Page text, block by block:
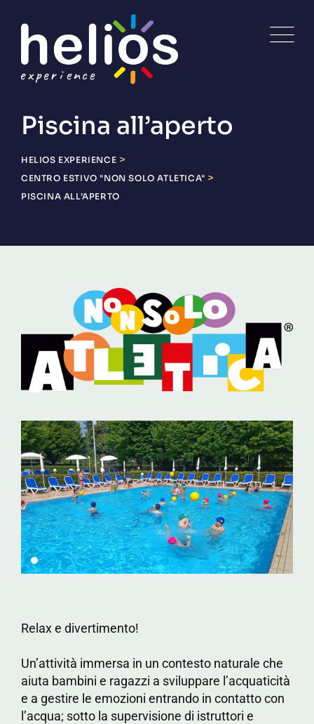
content
Piscina all’aperto
HELIOS EXPERIENCE >
CENTRO ESTIVO "NON SOLO ATLETICA" >
PISCINA ALL’APERTO
Relax e divertimento!
Un’attività immersa in un contesto naturale che
aiuta bambini e ragazzi a sviluppare l’acquaticità
e a gestire le emozioni entrando in contatto con
l’acqua; sotto la supervisione di istruttori e